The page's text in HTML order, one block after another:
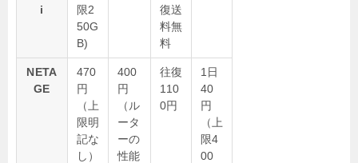
i
限2
50G
B)
復送
料無
料
NETA
GE
470
円
（上
限明
記な
し）
400
円
（ル
ータ
ーの
性能
往復
110
0円
1日
40
円
（上
限4
00